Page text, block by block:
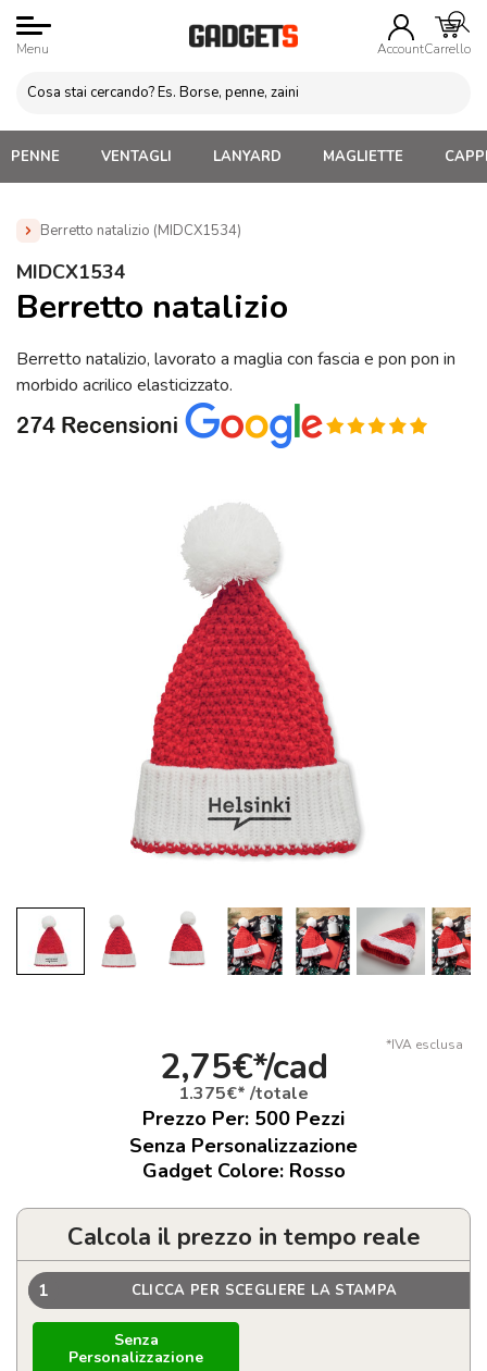
Menu AccountCarrello
PENNE VENTAGLI LANYARD MAGLIETTE
Berretto natalizio (MIDCX1534)
Home » Gadget di Natale
MIDCX1534
Berretto natalizio
Berretto natalizio, lavorato a maglia con fascia e pon pon in
morbido acrilico elasticizzato.
*IVA esclusa
2,75€*/cad
1.375€* /totale
Prezzo Per: 500 Pezzi
Senza Personalizzazione
Gadget Colore: Rosso
Calcola il prezzo in tempo reale
1 CLICCA PER SCEGLIERE LA STAMPA
Senza
Personalizzazione